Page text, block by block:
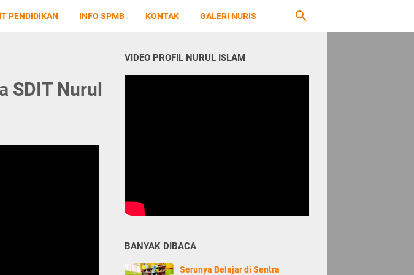
PENDIDIKAN INFO SPMB KONTAK GALERI NURIS
SDIT Nurul
VIDEO PROFIL NURUL ISLAM
BANYAK DIBACA
Serunya Belajar di Sentra